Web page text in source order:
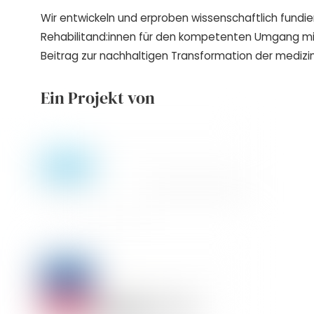
Wir entwickeln und erproben wissenschaftlich
Rehabilitand:innen für den kompetenten Umgang
Beitrag zur nachhaltigen Transformation der
Ein Projekt von